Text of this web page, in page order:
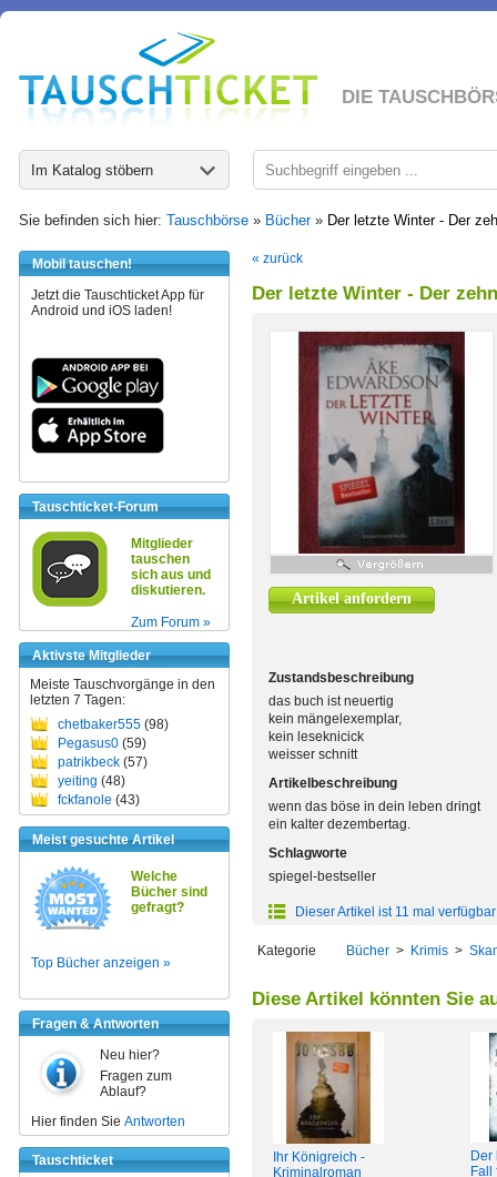
DIE
Im Katalog stöbern
Sie befinden sich hier: Tauschbörse » Bücher» Der letzte Winter - Der
Mobil tauschen!
Jetzt die Tauschticket App für
Android und iOS laden!
Tauschticket-Forum
Mitglieder
tauschen
sich aus und
diskutieren.
Zum Forum »
Aktivste Mitglieder
Meiste Tauschvorgänge in den
letzten 7 Tagen:
chetbaker555 (98)
Pegasus0 (59)
patrikbeck (57)
yeiting (48)
fckfanole (43)
Meist gesuchte Artikel
Welche
Bücher sind
gefragt?
Top Bücher anzeigen »
Fragen & Antworten
Neu hier?
Fragen zum
Ablauf?
Hier finden Sie Antworten
Tauschticket
« zurück
Der letzte Winter - Der
Artikel anfordern
Zustandsbeschreibung
das buch ist neuertig
kein mängelexemplar,
kein leseknicick
weisser schnitt
Artikelbeschreibung
wenn das böse in dein leben dringt
ein kalter dezembertag.
Schlagworte
spiegel-bestseller
Dieser Artikel ist 11 mal verfügbar
Kategorie Bücher > Krimis >
Diese Artikel könnten Sie
Ihr Königreich -
Kriminalroman
Der
Fall